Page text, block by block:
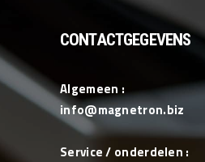
CONTACTGEGEVENS
Algemeen :
info@magnetron.biz
Service / onderdelen :